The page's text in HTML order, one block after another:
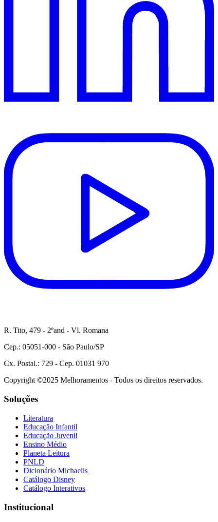
R. Tito, 479 - 2ºand - Vl. Romana
Cep.: 05051-000 - São Paulo/SP
Cx. Postal.: 729 - Cep. 01031 970
Copyright ©2025 Melhoramentos - Todos os direitos reservados.
Soluções
Literatura
Educação Infantil
Educação Juvenil
Ensino Médio
Planeta Leitura
PNLD
Dicionário Michaelis
Catálogo Disney
Catálogo Interativos
Institucional